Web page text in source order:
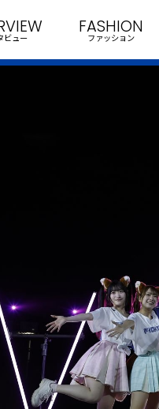
ビュー
FASHION
ファッション